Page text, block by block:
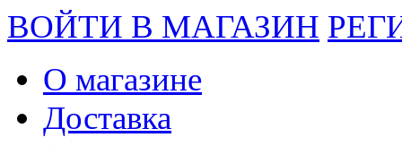
ВОЙТИ В МАГАЗИН
О магазине
Доставка